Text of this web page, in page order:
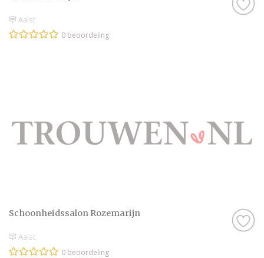
Aalst
0 beoordeling
Schoonheidssalon Rozemarijn
Aalst
0 beoordeling